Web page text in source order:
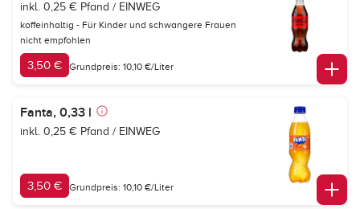
inkl. 0,25 € Pfand / EINWEG
koffeinhaltig - Für Kinder und schwangere Frauen
nicht empfohlen
3,50 € Grundpreis: 10,10 €/Liter
Fanta, 0,33 l
inkl. 0,25 € Pfand / EINWEG
3,50 € Grundpreis: 10,10 €/Liter